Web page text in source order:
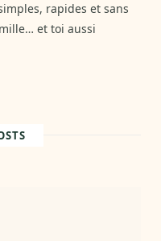
rapides et sans
et toi aussi